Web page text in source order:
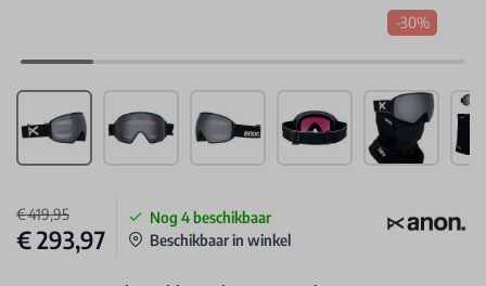
-30%
€ 419,95
€ 293,97
Nog 4 beschikbaar
Beschikbaar in winkel